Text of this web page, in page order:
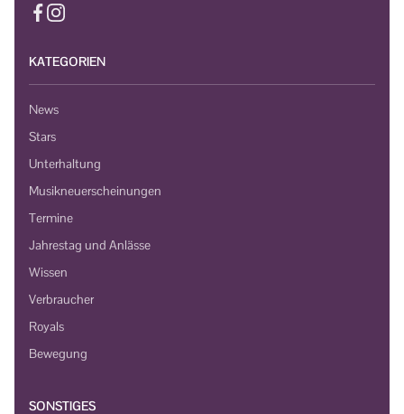
KATEGORIEN
News
Stars
Unterhaltung
Musikneuerscheinungen
Termine
Jahrestag und Anlässe
Wissen
Verbraucher
Royals
Bewegung
SONSTIGES